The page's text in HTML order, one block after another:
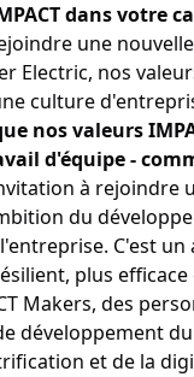
dans votre
une
Electric, nos
culture
nos valeurs
d'équipe -
à rejoindre
du
C'est un
plus
Makers, des
développement
et de la